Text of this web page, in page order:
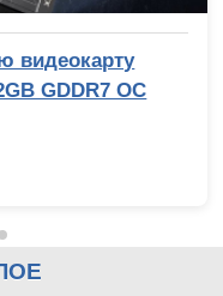
видеокарту
GDDR7 OC